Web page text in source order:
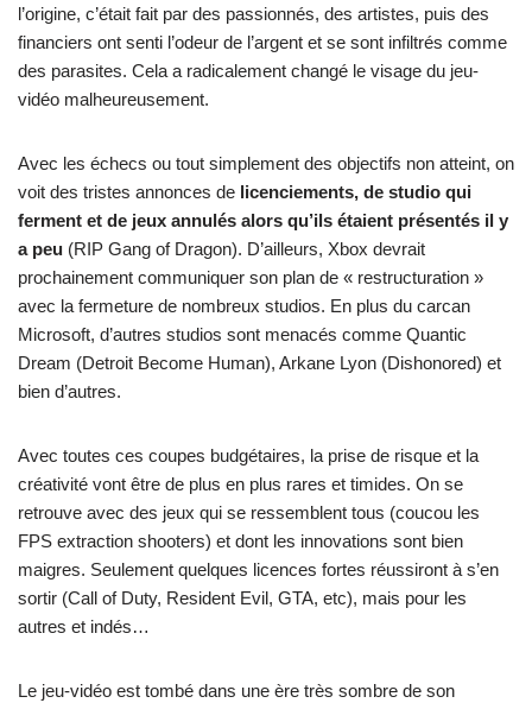
l’origine, c’était fait par des passionnés, des artistes, puis des
financiers ont senti l’odeur de l’argent et se sont infiltrés comme
des parasites. Cela a radicalement changé le visage du jeu-
vidéo malheureusement.
Avec les échecs ou tout simplement des objectifs non atteint, on
voit des tristes annonces de licenciements, de studio qui
ferment et de jeux annulés alors qu’ils étaient présentés il y
a peu (RIP Gang of Dragon). D’ailleurs, Xbox devrait
prochainement communiquer son plan de « restructuration »
avec la fermeture de nombreux studios. En plus du carcan
Microsoft, d’autres studios sont menacés comme Quantic
Dream (Detroit Become Human), Arkane Lyon (Dishonored) et
bien d’autres.
Avec toutes ces coupes budgétaires, la prise de risque et la
créativité vont être de plus en plus rares et timides. On se
retrouve avec des jeux qui se ressemblent tous (coucou les
FPS extraction shooters) et dont les innovations sont bien
maigres. Seulement quelques licences fortes réussiront à s’en
sortir (Call of Duty, Resident Evil, GTA, etc), mais pour les
autres et indés…
Le jeu-vidéo est tombé dans une ère très sombre de son